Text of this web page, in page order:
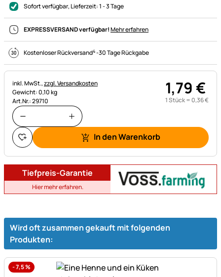
Sofort verfügbar, Lieferzeit:1 - 3 Tage
EXPRESSVERSAND verfügbar!Mehr erfahren
Kostenloser Rückversand4-30 Tage Rückgabe
Steuerhinweis:
inkl. MwSt.,zzgl. Versandkosten
Gewicht: 0,10 kg
Art.Nr.: 29710
1,79€
1 Stück = 0,36€
In den Warenkorb
Tiefpreis-Garantie
Hier mehr erfahren.
Wird oft zusammen gekauft mit folgenden
Produkten:
-7,5%